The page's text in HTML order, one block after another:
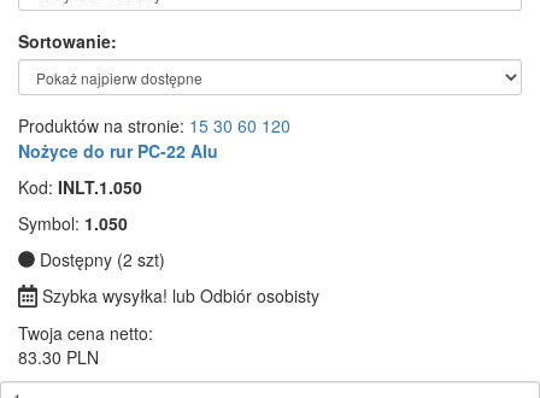
Sortowanie:
Produktów na stronie: 15 30 60 120
Nożyce do rur PC-22 Alu
Kod: INLT.1.050
Symbol: 1.050
Dostępny (2 szt)
Szybka wysyłka! lub Odbiór osobisty
Twoja cena netto:
83.30 PLN